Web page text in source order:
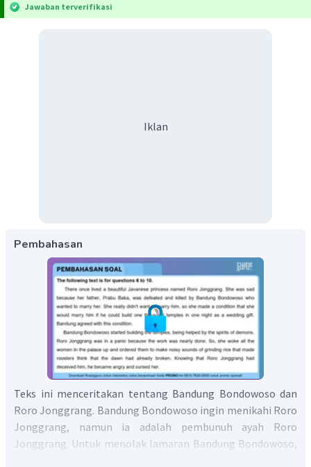
Jawaban terverifikasi
Iklan
Pembahasan
Teks ini menceritakan tentang Bandung Bondowoso dan
Roro Jonggrang. Bandung Bondowoso ingin menikahi Roro
Jonggrang, namun ia adalah pembunuh ayah Roro
Jonggrang. Untuk menolak lamaran Bandung Bondowoso,